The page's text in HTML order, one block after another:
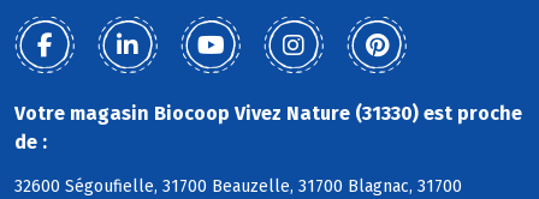
Votre magasin Biocoop Vivez Nature (31330) est proche
de :
32600 Ségoufielle, 31700 Beauzelle, 31700 Blagnac, 31700